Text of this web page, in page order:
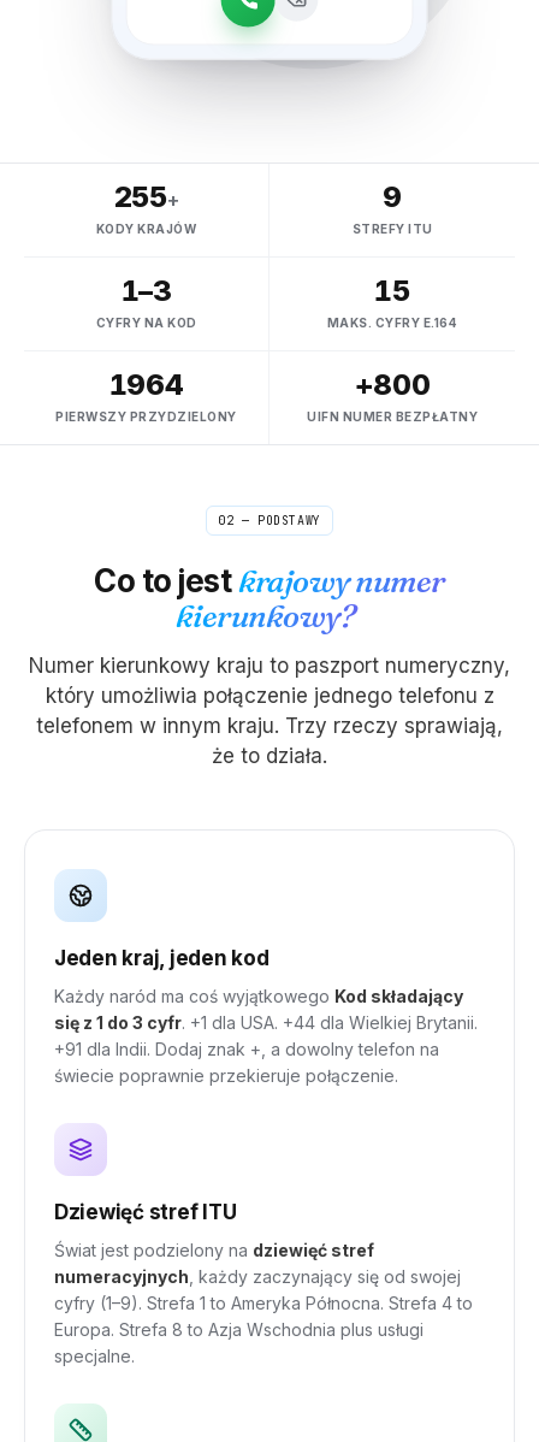
255+
KODY KRAJÓW
9
STREFY ITU
1–3
CYFRY NA KOD
15
MAKS. CYFRY E.164
1964
PIERWSZY PRZYDZIELONY
+800
UIFN NUMER BEZPŁATNY
02 — PODSTAWY
Co to jestkrajowy numer
kierunkowy?
Numer kierunkowy kraju to paszport numeryczny,
który umożliwia połączenie jednego telefonu z
telefonem w innym kraju. Trzy rzeczy sprawiają,
że to działa.
Jeden kraj, jeden kod
Każdy naród ma coś wyjątkowego Kod składający
się z 1 do 3 cyfr. +1 dla USA. +44 dla Wielkiej Brytanii.
+91 dla Indii. Dodaj znak +, a dowolny telefon na
świecie poprawnie przekieruje połączenie.
Dziewięć stref ITU
Świat jest podzielony na dziewięć stref
numeracyjnych , każdy zaczynający się od swojej
cyfry (1–9). Strefa 1 to Ameryka Północna. Strefa 4 to
Europa. Strefa 8 to Azja Wschodnia plus usługi
specjalne.